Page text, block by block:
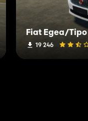
Fiat Egea/Tipo
19 246